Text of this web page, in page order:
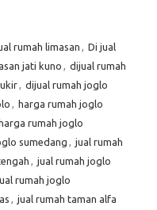
rumah limasan , Di jual
jati kuno , dijual rumah
, dijual rumah joglo
, harga rumah joglo
harga rumah joglo
sumedang , jual rumah
, jual rumah joglo
rumah joglo
, jual rumah taman alfa